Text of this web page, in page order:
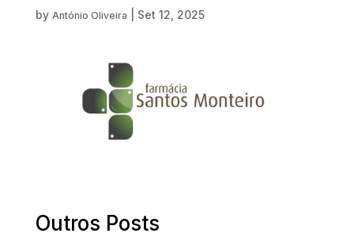
by António Oliveira Set 12, 2025
Outros Posts